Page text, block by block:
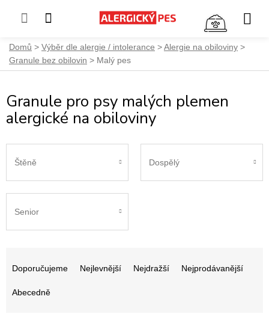
Přejít
obsah
Domů Výběr dle alergie / intolerance
Alergie na obiloviny
Granule bez obilovin
Malý pes
Granule pro psy malých plemen
alergické na obiloviny
Štěně Dospělý
Senior
Doporučujeme Nejlevnější Nejdražší Nejprodávanější
Abecedně